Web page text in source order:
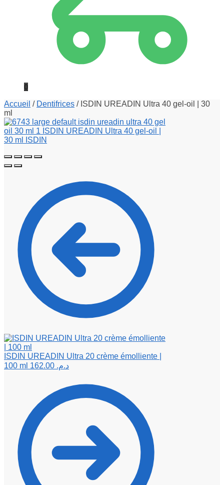
0
Accueil / Dentifrices / ISDIN UREADIN Ultra 40 gel-oil | 30
ml
ISDIN UREADIN Ultra 20 crème émolliente |
100 ml
د.م.